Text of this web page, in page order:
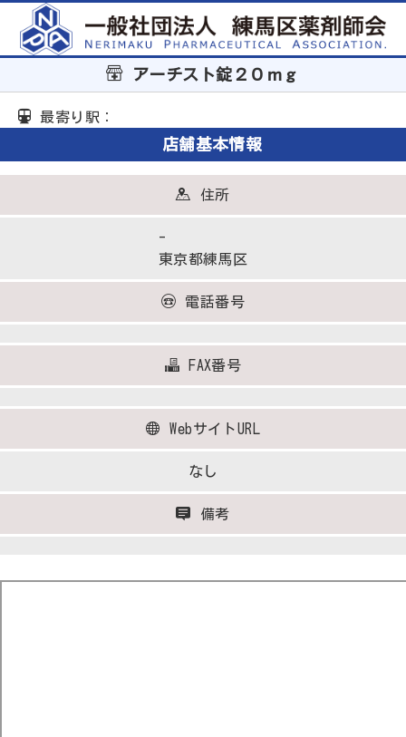
アーチスト錠２０ｍｇ
最寄り駅：
店舗基本情報
住所
-
東京都練馬区
電話番号
FAX番号
WebサイトURL
なし
備考